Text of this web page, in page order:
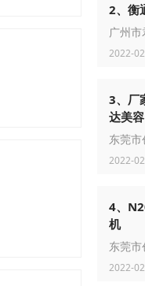
2、衡
广州市
2022-
3、厂
达美容
东莞市
2022-
4、
机
东莞市
2022-